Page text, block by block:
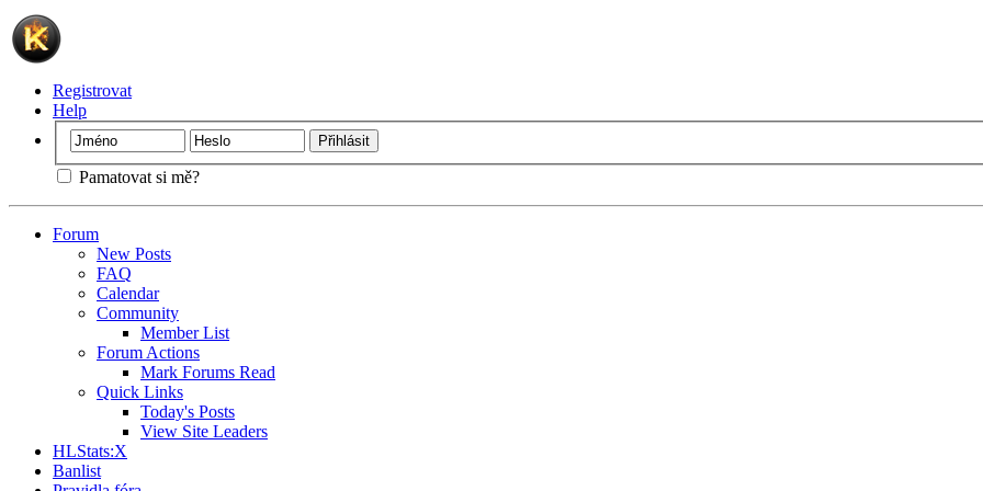
Registrovat
Help
Pamatovat si mě?
Forum
New Posts
FAQ
Calendar
Community
Member List
Forum Actions
Mark Forums Read
Quick Links
Today's Posts
View Site Leaders
HLStats:X
Banlist